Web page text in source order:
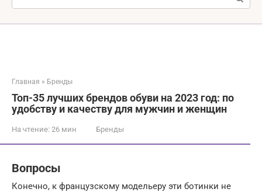
Главная » Бренды
Топ-35 лучших брендов обуви на 2023 год: по
удобству и качеству для мужчин и женщин
На чтение: 26 мин Бренды
Вопросы
Конечно, к французскому модельеру эти ботинки не